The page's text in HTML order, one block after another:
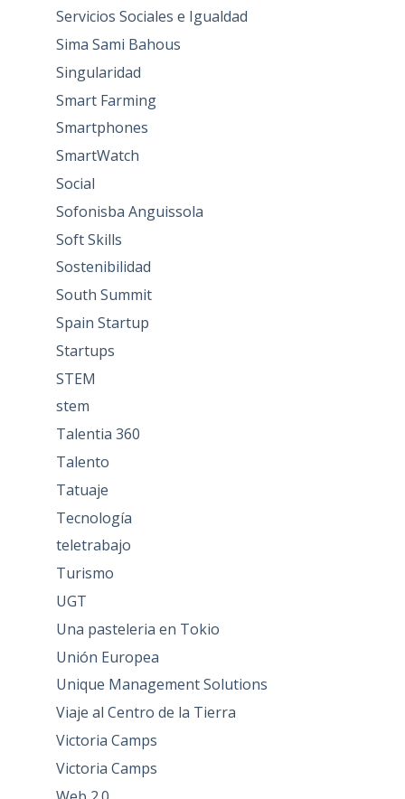
Servicios Sociales e Igualdad
Sima Sami Bahous
Singularidad
Smart Farming
Smartphones
SmartWatch
Social
Sofonisba Anguissola
Soft Skills
Sostenibilidad
South Summit
Spain Startup
Startups
STEM
stem
Talentia 360
Talento
Tatuaje
Tecnología
teletrabajo
Turismo
UGT
Una pasteleria en Tokio
Unión Europea
Unique Management Solutions
Viaje al Centro de la Tierra
Victoria Camps
Victoria Camps